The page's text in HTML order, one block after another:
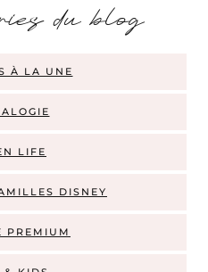
du blog
À LA UNE
LIFE
DISNEY
PREMIUM